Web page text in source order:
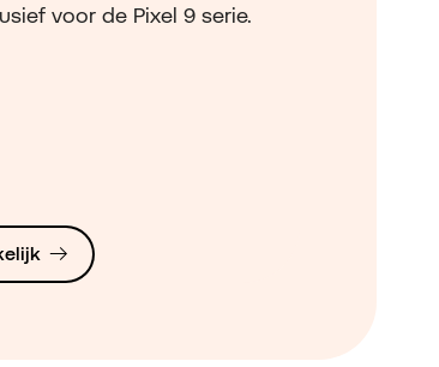
voor de Pixel 9 serie.